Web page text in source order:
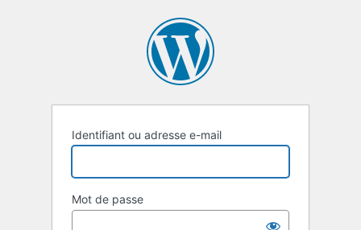
Identifiant ou adresse e-mail
Mot de passe